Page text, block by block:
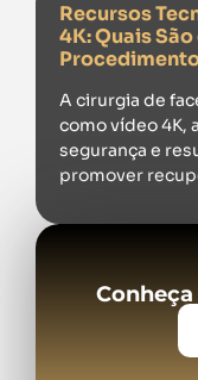
Recursos
4K: Quais
A cirurgia de
como vídeo 4K,
segurança e
promover